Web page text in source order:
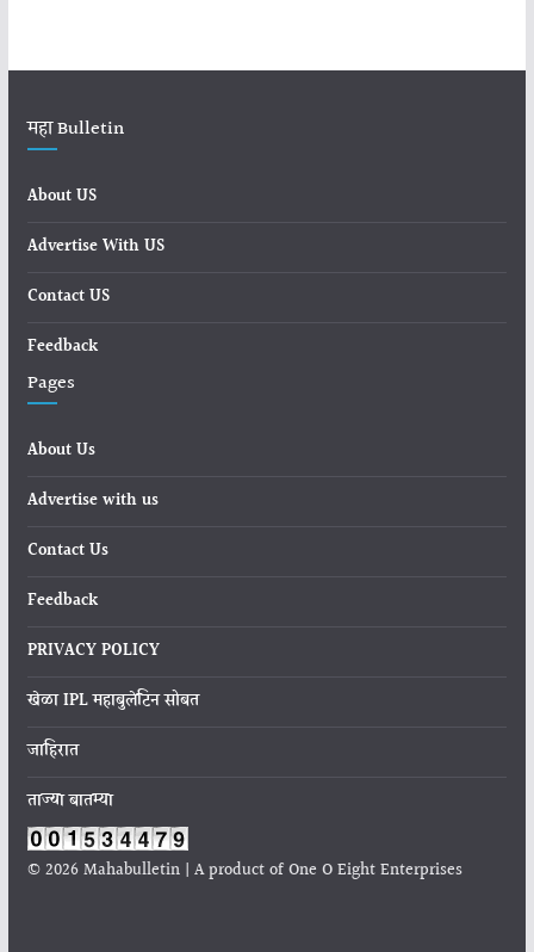
महा Bulletin
About US
Advertise With US
Contact US
Feedback
Pages
About Us
Advertise with us
Contact Us
Feedback
PRIVACY POLICY
खेळा IPL महाबुलेटिन सोबत
जाहिरात
ताज्या बातम्या
© 2026 Mahabulletin | A product of One O Eight Enterprises